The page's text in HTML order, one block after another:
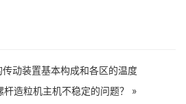
动装置基本构成和各区的温度
造粒机主机不稳定的问题？ »